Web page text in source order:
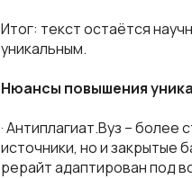
Итог: текст остаётся
уникальным.
Нюансы повышения
· Антиплагиат.Вуз –
источники, но и закрытые
рерайт адаптирован под